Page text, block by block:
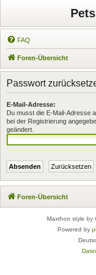
FAQ
Foren-Übersicht
Passwort
E-Mail-Adresse:
Du musst die E-Mail-Adresse
bei der Registrierung
geändert.
Foren-Übersicht
Maxthon style by
Powered by